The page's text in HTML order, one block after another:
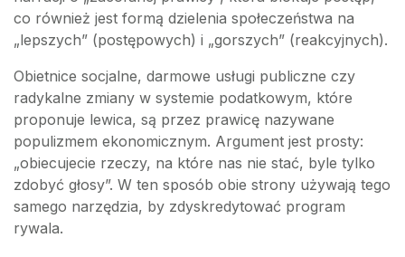
co również jest formą dzielenia społeczeństwa na
„lepszych” (postępowych) i „gorszych” (reakcyjnych).
Obietnice socjalne, darmowe usługi publiczne czy
radykalne zmiany w systemie podatkowym, które
proponuje lewica, są przez prawicę nazywane
populizmem ekonomicznym. Argument jest prosty:
„obiecujecie rzeczy, na które nas nie stać, byle tylko
zdobyć głosy”. W ten sposób obie strony używają tego
samego narzędzia, by zdyskredytować program
rywala.